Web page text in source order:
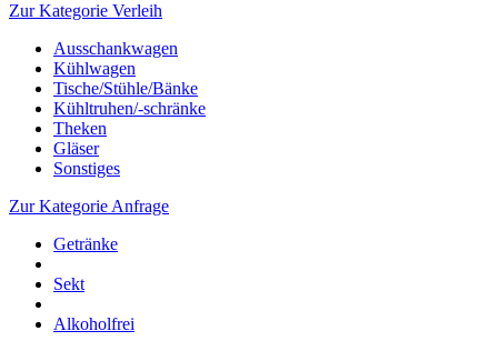
Zur Kategorie Verleih
Ausschankwagen
Kühlwagen
Tische/Stühle/Bänke
Kühltruhen/-schränke
Theken
Gläser
Sonstiges
Zur Kategorie Anfrage
Getränke
Sekt
Alkoholfrei